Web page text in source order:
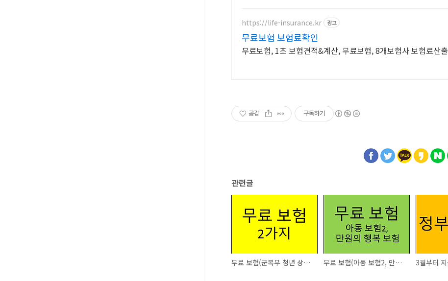
https://life-insurance.kr 광고
무료보험 보험료확인
무료보험, 1초 보험견적&계산, 무료보험, 8개보험사 보험료산출
공감 구독하기
관련글
무료 보험(군복무 청년 상해보험, 백신보험) 무료 보험(아동 보험2, 만원의 행복 보험)